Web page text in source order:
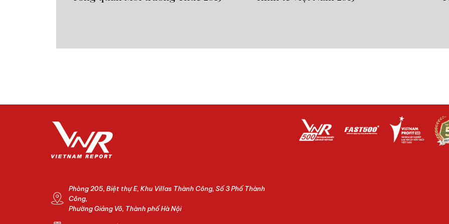
Phòng 205, Biệt thự E, Khu Villas Thành Công, Số 3 Phố Thành
Công,
Phường Giảng Võ, Thành phố Hà Nội